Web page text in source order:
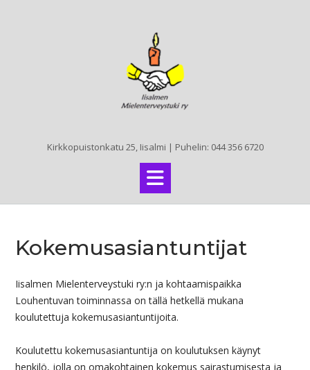
Kirkkopuistonkatu 25, Iisalmi | Puhelin: 044 356 6720
Kokemusasiantuntijat
Iisalmen Mielenterveystuki ry:n ja kohtaamispaikka
Louhentuvan toiminnassa on tällä hetkellä mukana
koulutettuja kokemusasiantuntijoita.
Koulutettu kokemusasiantuntija on koulutuksen käynyt
henkilö, jolla on omakohtainen kokemus sairastumisesta ja